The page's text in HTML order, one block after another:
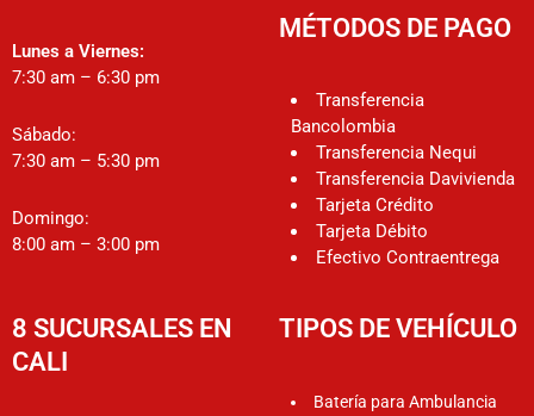
Lunes a Viernes:
7:30 am – 6:30 pm
Sábado:
7:30 am – 5:30 pm
Domingo:
8:00 am – 3:00 pm
MÉTODOS DE PAGO
Transferencia
Bancolombia
Transferencia Nequi
Transferencia Davivienda
Tarjeta Crédito
Tarjeta Débito
Efectivo Contraentrega
8 SUCURSALES EN
CALI
TIPOS DE VEHÍCULO
Batería para Ambulancia